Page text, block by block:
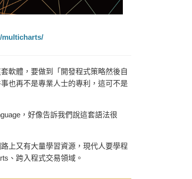
multicharts/
軟體，要做到「開發程式策略然後自
也再不是專業人士的專利，這可不是
，好像告訴我們說這套語法很
上又有大量學習資源，現代人要學程
、跨入程式交易領域。